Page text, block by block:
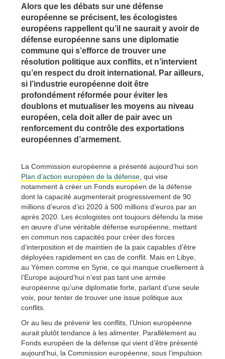
Alors que les débats sur une défense
européenne se précisent, les écologistes
européens rappellent qu’il ne saurait y avoir de
défense européenne sans une diplomatie
commune qui s’efforce de trouver une
résolution politique aux conflits, et n’intervient
qu’en respect du droit international. Par ailleurs,
si l’industrie européenne doit être
profondément réformée pour éviter les
doublons et mutualiser les moyens au niveau
européen, cela doit aller de pair avec un
renforcement du contrôle des exportations
européennes d’armement.
La Commission européenne a présenté aujourd’hui son
Plan d’action européen de la défense, qui vise
notamment à créer un Fonds européen de la défense
dont la capacité augmenterait progressivement de 90
millions d’euros d’ici 2020 à 500 millions d’euros par an
après 2020. Les écologistes ont toujours défendu la mise
en œuvre d’une véritable défense européenne, mettant
en commun nos capacités pour créer des forces
d’interposition et de maintien de la paix capables d’être
déployées rapidement en cas de conflit. Mais en Libye,
au Yémen comme en Syrie, ce qui manque cruellement à
l’Europe aujourd’hui n’est pas tant une armée
européenne qu’une diplomatie forte, parlant d’une seule
voix, pour tenter de trouver une issue politique aux
conflits.
Or au lieu de prévenir les conflits, l’Union européenne
aurait plutôt tendance à les alimenter. Parallèlement au
Fonds européen de la défense qui vient d’être présenté
aujourd’hui, la Commission européenne, sous l’impulsion